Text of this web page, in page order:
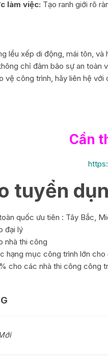
làm việc: Tạo ranh giới rõ
lều xếp di động, mái tôn,
chỉ đảm bảo sự an
vệ công trình, hãy liên hệ
Cần
tuyển
quốc ưu tiên : Tây Bắc,
đại lý
nhà thi công
hạng mục công trình lớn
cho các nhà thi công công